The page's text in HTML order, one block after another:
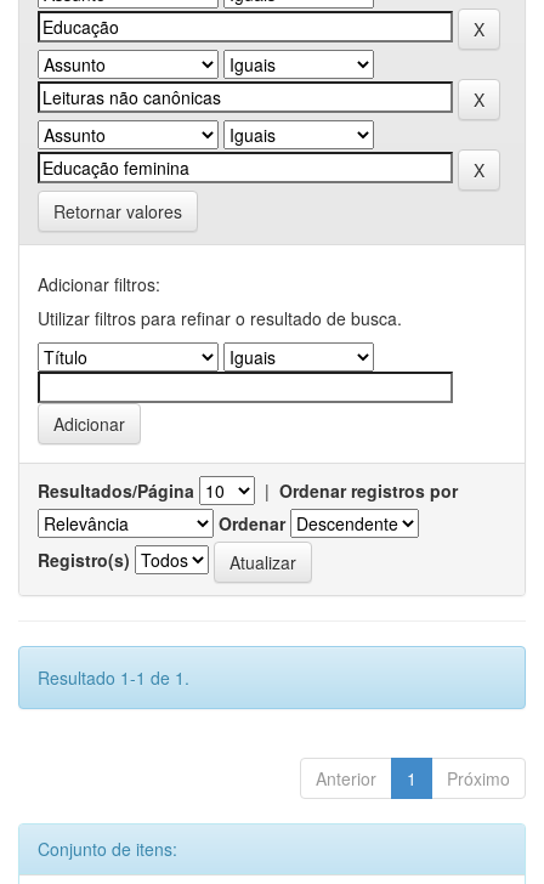
Retornar valores
Adicionar filtros:
Utilizar filtros para refinar o resultado de busca.
Resultados/Página | Ordenar registros por
Ordenar
Registro(s)
Resultado 1-1 de 1.
Anterior 1 Próximo
Conjunto de itens: